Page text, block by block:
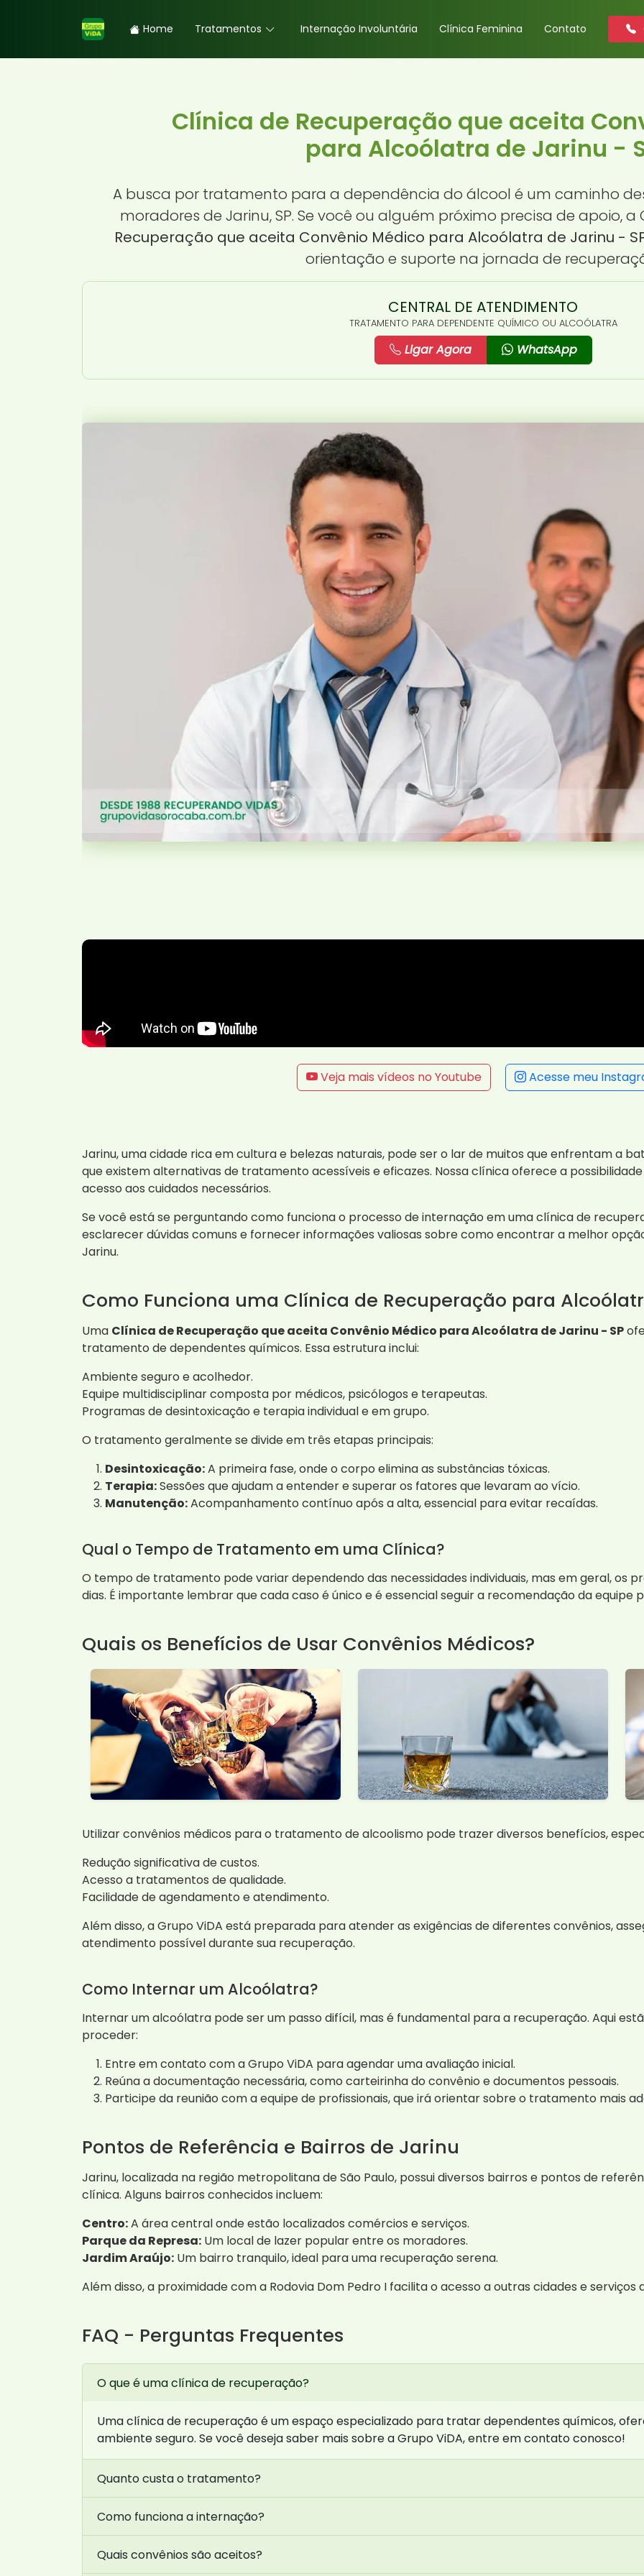
Home Tratamentos Internação Involuntária Clínica Feminina Contato
Clínica de Recuperação que aceita
para Alcoólatra de Jarinu -
A busca por tratamento para a dependência do álcool é um caminho
moradores de Jarinu, SP. Se você ou alguém próximo precisa de apoio, a
Recuperação que aceita Convênio Médico para Alcoólatra de Jarinu -
orientação e suporte na jornada de
CENTRAL DE ATENDIMENTO
TRATAMENTO PARA DEPENDENTE QUÍMICO OU ALCOÓLATRA
Ligar Agora WhatsApp
Veja mais vídeos no Youtube Acesse meu
Jarinu, uma cidade rica em cultura e belezas naturais, pode ser o lar de muitos que enfrentam a
que existem alternativas de tratamento acessíveis e eficazes. Nossa clínica oferece a
acesso aos cuidados necessários.
Se você está se perguntando como funciona o processo de internação em uma clínica de
esclarecer dúvidas comuns e fornecer informações valiosas sobre como encontrar a melhor
Jarinu.
Como Funciona uma Clínica de Recuperação para
Uma Clínica de Recuperação que aceita Convênio Médico para Alcoólatra de Jarinu - SP
tratamento de dependentes químicos. Essa estrutura inclui:
Ambiente seguro e acolhedor.
Equipe multidisciplinar composta por médicos, psicólogos e terapeutas.
Programas de desintoxicação e terapia individual e em grupo.
O tratamento geralmente se divide em três etapas principais:
Desintoxicação:A primeira fase, onde o corpo elimina as substâncias tóxicas.
Terapia:Sessões que ajudam a entender e superar os fatores que levaram ao vício.
Manutenção:Acompanhamento contínuo após a alta, essencial para evitar recaídas.
Qual o Tempo de Tratamento em uma Clínica?
O tempo de tratamento pode variar dependendo das necessidades individuais, mas em geral, os
dias. É importante lembrar que cada caso é único e é essencial seguir a recomendação da equipe
Quais os Benefícios de Usar Convênios Médicos?
Utilizar convênios médicos para o tratamento de alcoolismo pode trazer diversos benefícios,
Redução significativa de custos.
Acesso a tratamentos de qualidade.
Facilidade de agendamento e atendimento.
Além disso, a Grupo ViDA está preparada para atender as exigências de diferentes convênios,
atendimento possível durante sua recuperação.
Como Internar um Alcoólatra?
Internar um alcoólatra pode ser um passo difícil, mas é fundamental para a recuperação. Aqui
proceder:
Entre em contato com a Grupo ViDA para agendar uma avaliação inicial.
Reúna a documentação necessária, como carteirinha do convênio e documentos pessoais.
Participe da reunião com a equipe de profissionais, que irá orientar sobre o tratamento mais
Pontos de Referência e Bairros de Jarinu
Jarinu, localizada na região metropolitana de São Paulo, possui diversos bairros e pontos de
clínica. Alguns bairros conhecidos incluem:
Centro:A área central onde estão localizados comércios e serviços.
Parque da Represa: Um local de lazer popular entre os moradores.
Jardim Araújo: Um bairro tranquilo, ideal para uma recuperação serena.
Além disso, a proximidade com a Rodovia Dom Pedro I facilita o acesso a outras cidades e serviços
FAQ - Perguntas Frequentes
O que é uma clínica de recuperação?
Uma clínica de recuperação é um espaço especializado para tratar dependentes químicos,
ambiente seguro. Se você deseja saber mais sobre a Grupo ViDA, entre em contato conosco!
Quanto custa o tratamento?
Como funciona a internação?
Quais convênios são aceitos?